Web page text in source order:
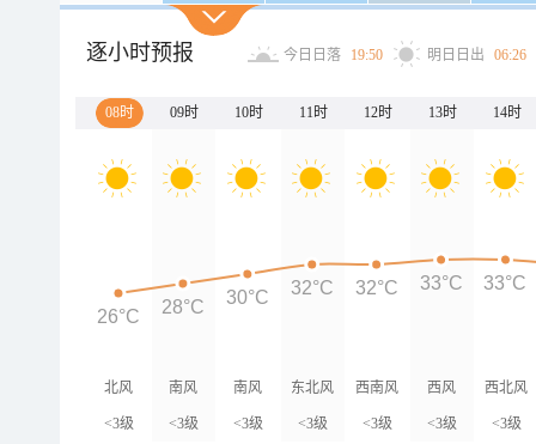
逐小时预报 今日日落 19:50 明日日出 06:26
08时 09时 10时 11时 12时 13时 14时
北风
<3级
南风
<3级
南风
<3级
东北风
<3级
西南风
<3级
西风
<3级
西北风
<3级
26°C 28°C 30°C 32°C 32°C 33°C 33°C